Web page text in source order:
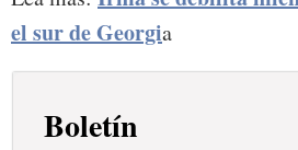
el sur de Georgia
Boletín